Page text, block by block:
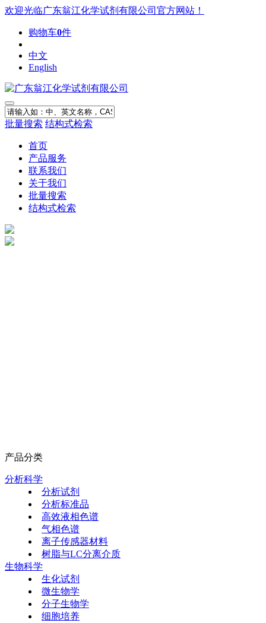
欢迎光临广东翁江化学试剂有限公司官方网站！
购物车0件
中文
English
批量搜索 结构式检索
首页
产品服务
联系我们
关于我们
批量搜索
结构式检索
产品分类
分析科学
分析试剂
分析标准品
高效液相色谱
气相色谱
离子传感器材料
树脂与LC分离介质
生物科学
生化试剂
微生物学
分子生物学
细胞培养